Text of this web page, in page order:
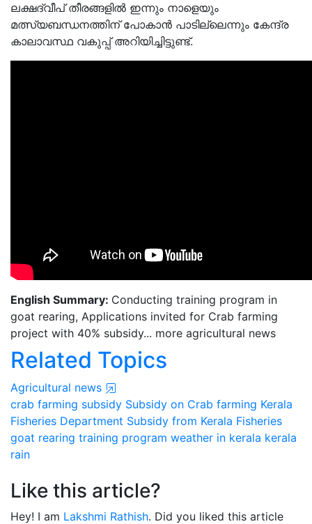
ലക്ഷദ്വീപ് തീരങ്ങളിൽ ഇന്നും നാളെയും
മത്സ്യബന്ധനത്തിന് പോകാൻ പാടില്ലെന്നും കേന്ദ്ര
കാലാവസ്ഥ വകുപ്പ് അറിയിച്ചിട്ടുണ്ട്.
English Summary: Conducting training program in
goat rearing, Applications invited for Crab farming
project with 40% subsidy... more agricultural news
Related Topics
Agricultural news
crab farming subsidy Subsidy on Crab farming Kerala
Fisheries Department Subsidy from Kerala Fisheries
goat rearing training program weather in kerala kerala
rain
Like this article?
Hey! I am Lakshmi Rathish. Did you liked this article